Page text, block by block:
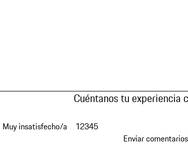
Cuéntanos tu experiencia
Muy insatisfecho/a 12345
Enviar comentarios